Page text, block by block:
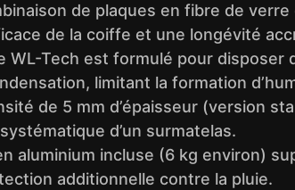
de plaques en fibre de
de la coiffe et une longévité
Tech est formulé pour disposer
limitant la formation
de 5 mm d’épaisseur (version
d’un surmatelas.
aluminium incluse (6 kg environ)
additionnelle contre la pluie.